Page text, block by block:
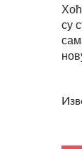
су